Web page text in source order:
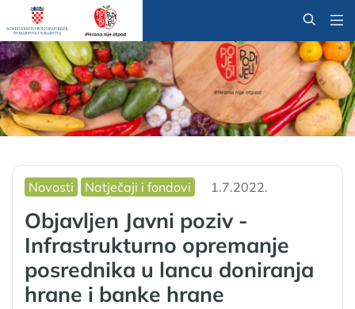
@
Novosti Natječaji i fondovi 1.7.2022.
Objavljen Javni poziv -
Infrastrukturno opremanje
posrednika u lancu doniranja
hrane i banke hrane